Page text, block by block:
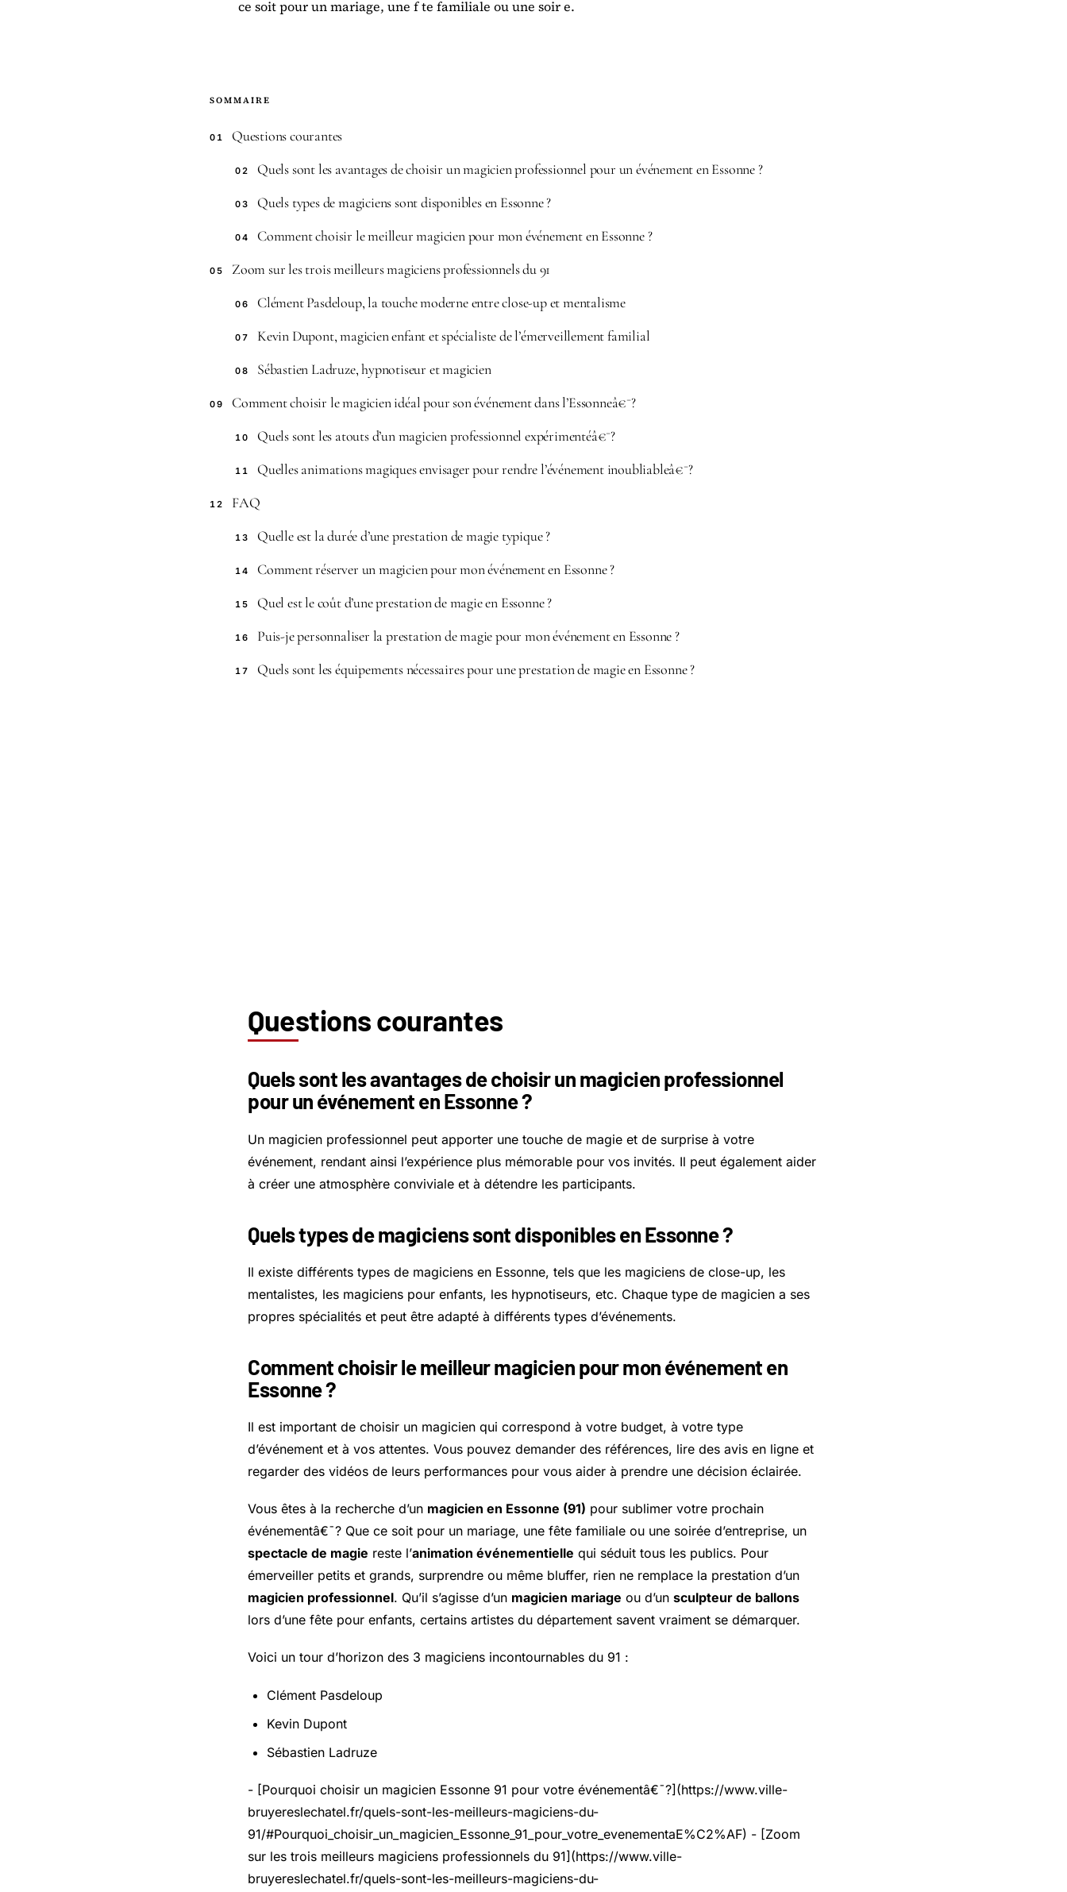
ce soit pour un mariage, une f te familiale ou une soir e.
SOMMAIRE
01 Questions courantes
02 Quels sont les avantages de choisir un magicien professionnel pour un événement en Essonne ?
03 Quels types de magiciens sont disponibles en Essonne ?
04 Comment choisir le meilleur magicien pour mon événement en Essonne ?
05 Zoom sur les trois meilleurs magiciens professionnels du 91
06 Clément Pasdeloup, la touche moderne entre close-up et mentalisme
07 Kevin Dupont, magicien enfant et spécialiste de l’émerveillement familial
08 Sébastien Ladruze, hypnotiseur et magicien
09 Comment choisir le magicien idéal pour son événement dans l’Essonneâ€¯?
10 Quels sont les atouts d’un magicien professionnel expérimentéâ€¯?
11 Quelles animations magiques envisager pour rendre l’événement inoubliableâ€¯?
12 FAQ
13 Quelle est la durée d’une prestation de magie typique ?
14 Comment réserver un magicien pour mon événement en Essonne ?
15 Quel est le coût d’une prestation de magie en Essonne ?
16 Puis-je personnaliser la prestation de magie pour mon événement en Essonne ?
17 Quels sont les équipements nécessaires pour une prestation de magie en Essonne ?
Questions courantes
Quels sont les avantages de choisir un magicien professionnel
pour un événement en Essonne ?
Un magicien professionnel peut apporter une touche de magie et de surprise à votre
événement, rendant ainsi l’expérience plus mémorable pour vos invités. Il peut également aider
à créer une atmosphère conviviale et à détendre les participants.
Quels types de magiciens sont disponibles en Essonne ?
Il existe différents types de magiciens en Essonne, tels que les magiciens de close-up, les
mentalistes, les magiciens pour enfants, les hypnotiseurs, etc. Chaque type de magicien a ses
propres spécialités et peut être adapté à différents types d’événements.
Comment choisir le meilleur magicien pour mon événement en
Essonne ?
Il est important de choisir un magicien qui correspond à votre budget, à votre type
d’événement et à vos attentes. Vous pouvez demander des références, lire des avis en ligne et
regarder des vidéos de leurs performances pour vous aider à prendre une décision éclairée.
Vous êtes à la recherche d’un magicien en Essonne (91) pour sublimer votre prochain
événementâ€¯? Que ce soit pour un mariage, une fête familiale ou une soirée d’entreprise, un
spectacle de magie reste l’animation événementielle qui séduit tous les publics. Pour
émerveiller petits et grands, surprendre ou même bluffer, rien ne remplace la prestation d’un
magicien professionnel. Qu’il s’agisse d’un magicien mariage ou d’un sculpteur de ballons
lors d’une fête pour enfants, certains artistes du département savent vraiment se démarquer.
Voici un tour d’horizon des 3 magiciens incontournables du 91 :
Clément Pasdeloup
Kevin Dupont
Sébastien Ladruze
- [Pourquoi choisir un magicien Essonne 91 pour votre événementâ€¯?](https://www.ville-
bruyereslechatel.fr/quels-sont-les-meilleurs-magiciens-du-
91/#Pourquoi_choisir_un_magicien_Essonne_91_pour_votre_evenementaE%C2%AF) - [Zoom
sur les trois meilleurs magiciens professionnels du 91](https://www.ville-
bruyereslechatel.fr/quels-sont-les-meilleurs-magiciens-du-